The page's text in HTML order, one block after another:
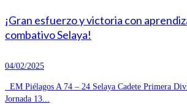
¡Gran esfuerzo y victoria con
combativo Selaya!
04/02/2025
EM Piélagos A 74 – 24 Selaya Cadete Primera
Jornada 13...